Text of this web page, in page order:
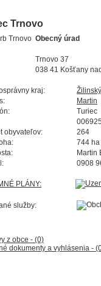
Trnovo
Obecný úrad
Trnovo 37
038 41 Košťany
kraj:
Žilinský
Martin
Turiec
obyvateľov:
264
744 ha
Martin
0908
PLÁNY:
služby:
z obce - (0)
dokumenty a vyhlásenia -